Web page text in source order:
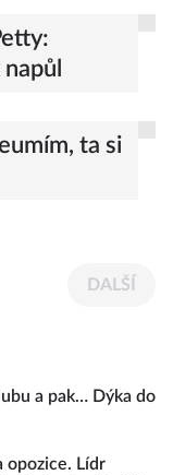
ta si
DALŠÍ
a pak… Dýka do
opozice. Lídr